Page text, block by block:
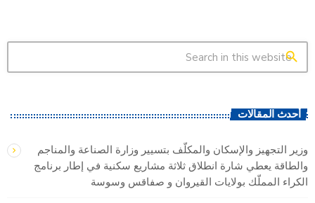
search
أحدث المقالات
وزير التجهيز والإسكان والمكلّف بتسيير وزارة الصناعة والمناجم
والطاقة يعطي شارة انطلاق ثلاثة مشاريع سكنية في إطار برنامج
الكراء المملّك بولايات القيروان و صفاقس وسوسة